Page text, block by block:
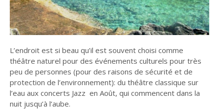
L’endroit est si beau qu’il est souvent choisi comme
théâtre naturel pour des événements culturels pour très
peu de personnes (pour des raisons de sécurité et de
protection de l’environnement): du théâtre classique sur
l’eau aux concerts Jazz en Août, qui commencent dans la
nuit jusqu’à l’aube.